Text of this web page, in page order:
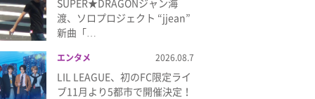
SUPER★DRAGONジャン海
渡、ソロプロジェクト “jjean”
新曲「…
エンタメ 2026.08.7
LIL LEAGUE、初のFC限定ライ
ブ11月より5都市で開催決定！